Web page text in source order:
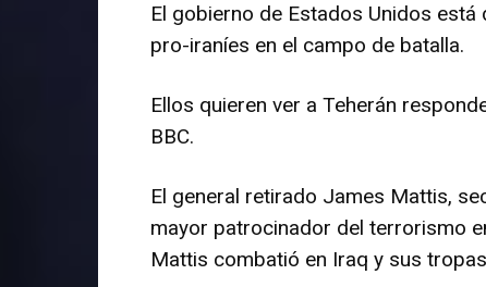
El gobierno de Estados Unidos
pro-iraníes en el campo de batalla.
Ellos quieren ver a Teherán
BBC.
El general retirado James Mattis,
mayor patrocinador del terrorismo
Mattis combatió en Iraq y sus